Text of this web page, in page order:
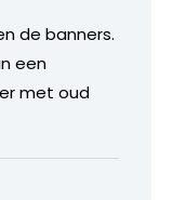
de banners.
een
met oud